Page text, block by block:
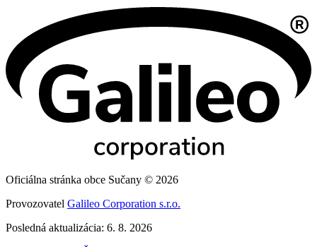
Oficiálna stránka obce Sučany © 2026
Provozovatel Galileo Corporation s.r.o.
Posledná aktualizácia: 6. 8. 2026